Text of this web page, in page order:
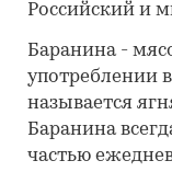
Российский и
Баранина -
употреблении
называется
Баранина
частью